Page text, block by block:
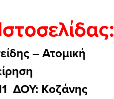
– Ατομική
ΔΟΥ: Kοζάνης